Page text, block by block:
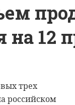
12
трех
российском